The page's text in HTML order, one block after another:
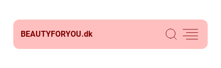
BEAUTYFORYOU.dk